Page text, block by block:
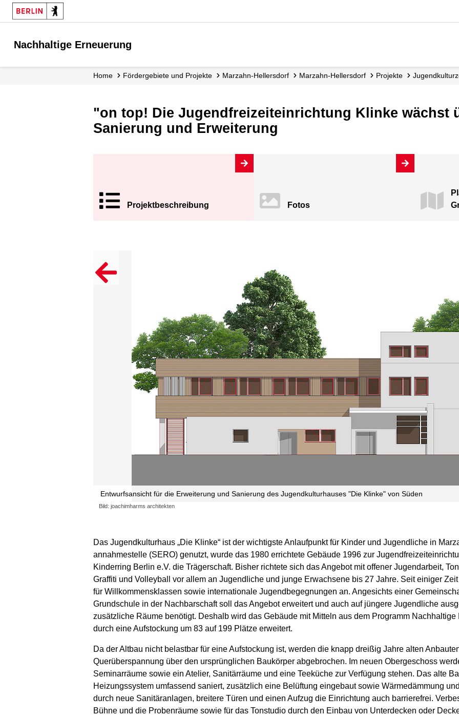
Nachhaltige Erneuerung
Home Fördergebiete und Projekte Marzahn-Hellersdorf Marzahn-Hellersdorf Projekte
"on top! Die Jugendfreizeiteinrichtung Klinke wächst
Sanierung und Erweiterung
Projekt­beschreibung Fotos
Entwurfsansicht für die Erweiterung und Sanierung des Jugendkulturhauses "Die Klinke" von Süden
Bild: joachimharms architekten
Das Jugendkulturhaus „Die Klinke“ ist der wichtigste Anlaufpunkt für Kinder und Jugendliche in
annahmestelle (SERO) genutzt, wurde das 1980 errichtete Gebäude 1996 zur
Kinderring Berlin e.V. die Trägerschaft. Bisher richtete sich das Angebot mit offener Jugendarbeit,
Graffiti und Volleyball vor allem an Jugendliche und junge Erwachsene bis 27 Jahre. Seit einiger
für Willkommensklassen sowie inter­na­tionale Jugendbegegnungen an. Angesichts einer
Grundschule in der Nachbarschaft soll das Angebot erweitert und auch auf jüngere Jugendliche
zusätzliche Räume benötigt. Deshalb wird das Gebäude mit Mitteln aus dem Programm
durch eine Aufstockung um 83 auf 199 Plätze erweitert.
Da der Altbau nicht belastbar für eine Aufstockung ist, werden die knapp dreißig Jahre alten
Querüber­spannung über den ursprünglichen Baukörper abgebrochen. Im neuen Obergeschoss
Seminarräume sowie ein Atelier, Sanitärräume und eine Teeküche zur Verfügung stehen. Das alte
Heizungssystem umfassend saniert, zusätzlich eine Belüftung eingebaut sowie Wärmedämmung
durch neue Sanitäranlagen, breitere Türen und einen Aufzug die Einrichtung auch barrierefrei.
Bühne und die Probenräume sowie für das Tonstudio durch den Einbau von Unterdecken oder